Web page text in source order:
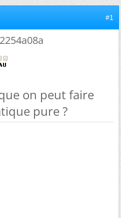
#1
on peut faire
pure ?